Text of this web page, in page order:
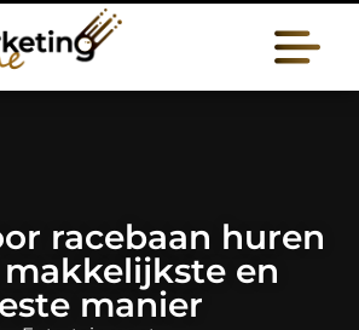
racebaan huren
en
manier